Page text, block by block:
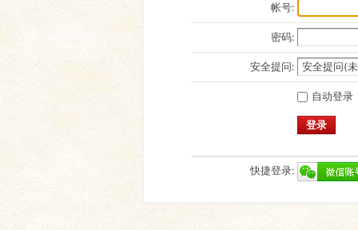
帐号:
密码:
安全提问:
自动登录
登录
快捷登录: